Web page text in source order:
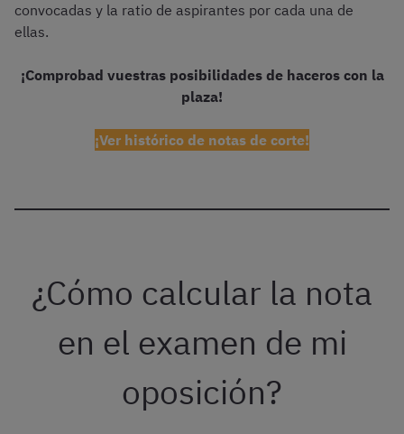
convocadas y la ratio de aspirantes por cada una de
ellas.
¡Comprobad vuestras posibilidades de haceros con la
plaza!
¡Ver histórico de notas de corte!
¿Cómo calcular la nota
en el examen de mi
oposición?